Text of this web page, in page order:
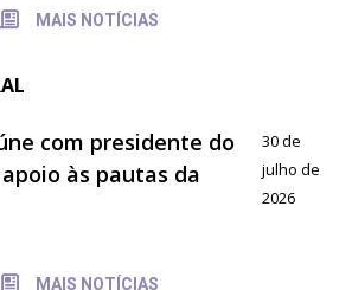
MAIS NOTÍCIAS
com presidente do
às pautas da
30 de
julho de
2026
MAIS NOTÍCIAS